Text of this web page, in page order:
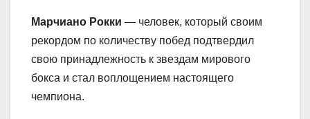
Марчиано Рокки — человек, который своим
рекордом по количеству побед подтвердил
свою принадлежность к звездам мирового
бокса и стал воплощением настоящего
чемпиона.